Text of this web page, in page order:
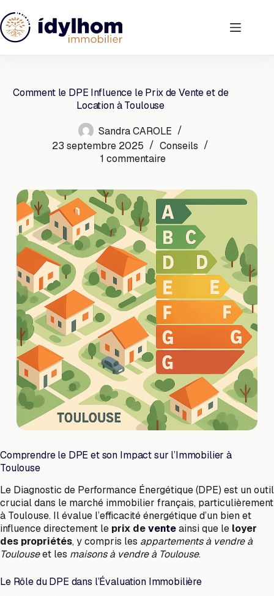
au
contenu
Comment le DPE Influence le Prix de Vente et de
Location à Toulouse
Sandra CAROLE
23 septembre 2025
Conseils
1 commentaire
Comprendre le DPE et son Impact sur l’Immobilier à
Toulouse
Le Diagnostic de Performance Énergétique (DPE) est un outil
crucial dans le marché immobilier français, particulièrement
à Toulouse. Il évalue l’efficacité énergétique d’un bien et
influence directement le prix deventeainsi que le loyer
des propriétés, y compris les appartements à vendre à
Toulouseet les maisons à vendre à Toulouse.
Le Rôle du DPE dans l’Évaluation Immobilière